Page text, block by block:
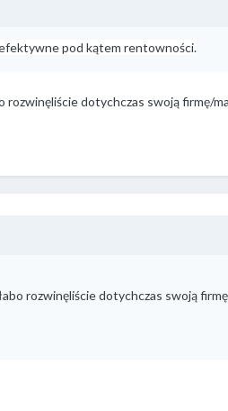
pod kątem rentowności.
rozwinęliście dotychczas swoją firmę/
rozwinęliście dotychczas swoją